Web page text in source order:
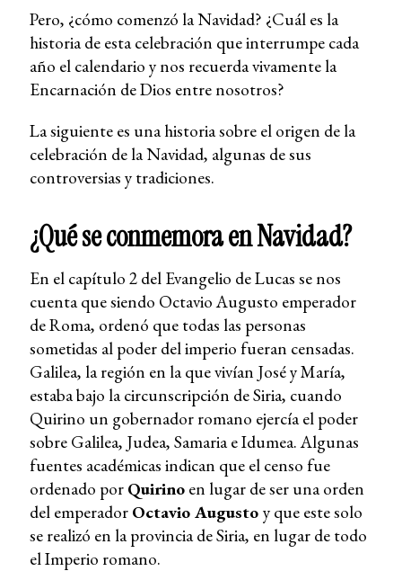
Pero, ¿cómo comenzó la Navidad? ¿Cuál es la
historia de esta celebración que interrumpe cada
año el calendario y nos recuerda vivamente la
Encarnación de Dios entre nosotros?
La siguiente es una historia sobre el origen de la
celebración de la Navidad, algunas de sus
controversias y tradiciones.
¿Qué se conmemora en Navidad?
En el capítulo 2 del Evangelio de Lucas se nos
cuenta que siendo Octavio Augusto emperador
de Roma, ordenó que todas las personas
sometidas al poder del imperio fueran censadas.
Galilea, la región en la que vivían José y María,
estaba bajo la circunscripción de Siria, cuando
Quirino un gobernador romano ejercía el poder
sobre Galilea, Judea, Samaria e Idumea. Algunas
fuentes académicas indican que el censo fue
ordenado por Quirinoen lugar de ser una orden
del emperador Octavio Augusto y que este solo
se realizó en la provincia de Siria, en lugar de todo
el Imperio romano.